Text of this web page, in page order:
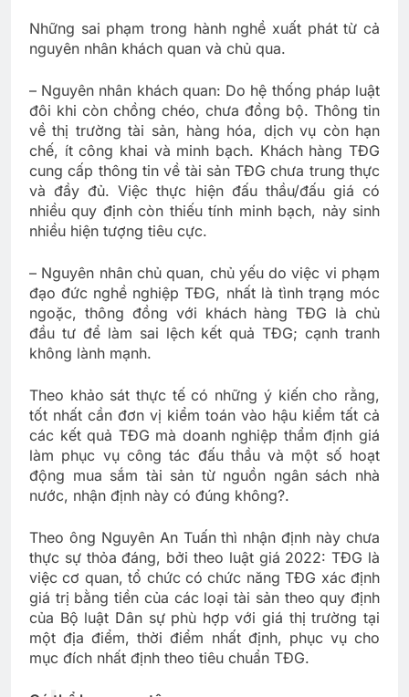
Những sai phạm trong hành nghề xuất phát từ cả
nguyên nhân khách quan và chủ qua.
– Nguyên nhân khách quan: Do hệ thống pháp luật
đôi khi còn chồng chéo, chưa đồng bộ. Thông tin
về thị trường tài sản, hàng hóa, dịch vụ còn hạn
chế, ít công khai và minh bạch. Khách hàng TĐG
cung cấp thông tin về tài sản TĐG chưa trung thực
và đầy đủ. Việc thực hiện đấu thầu/đấu giá có
nhiều quy định còn thiếu tính minh bạch, nảy sinh
nhiều hiện tượng tiêu cực.
– Nguyên nhân chủ quan, chủ yếu do việc vi phạm
đạo đức nghề nghiệp TĐG, nhất là tình trạng móc
ngoặc, thông đồng với khách hàng TĐG là chủ
đầu tư để làm sai lệch kết quả TĐG; cạnh tranh
không lành mạnh.
Theo khảo sát thực tế có những ý kiến cho rằng,
tốt nhất cần đơn vị kiểm toán vào hậu kiểm tất cả
các kết quả TĐG mà doanh nghiệp thẩm định giá
làm phục vụ công tác đấu thầu và một số hoạt
động mua sắm tài sản từ nguồn ngân sách nhà
nước, nhận định này có đúng không?.
Theo ông Nguyên An Tuấn thì nhận định này chưa
thực sự thỏa đáng, bởi theo luật giá 2022: TĐG là
việc cơ quan, tổ chức có chức năng TĐG xác định
giá trị bằng tiền của các loại tài sản theo quy định
của Bộ luật Dân sự phù hợp với giá thị trường tại
một địa điểm, thời điểm nhất định, phục vụ cho
mục đích nhất định theo tiêu chuẩn TĐG.